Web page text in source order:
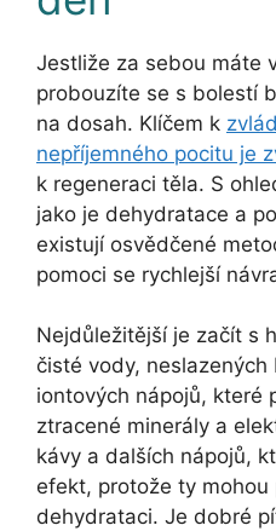
Jestliže za sebou máte
probouzíte se s bolestí
na dosah. Klíčem k
nepříjemného pocitu je
k regeneraci těla. S
jako je dehydratace a
existují osvědčené
pomoci se rychlejší
Nejdůležitější je začít s
čisté vody,
iontových nápojů, které
ztracené minerály a
kávy a dalších nápojů,
efekt, protože ty mohou
dehydrataci. Je dobré